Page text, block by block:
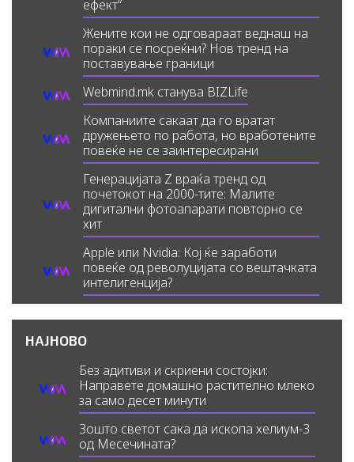
ефект“
Жените кои не одговараат веднаш на
пораки се посреќни? Нов тренд на
поставување граници
Webmind.mk станува BIZLife
Компаниите сакаат да го вратат
дружењето по работа, но вработените
повеќе не се заинтересирани
Генерацијата Z враќа тренд од
почетокот на 2000-тите: Малите
дигитални фотоапарати повторно се
хит
Apple или Nvidia: Кој ќе заработи
повеќе од револуцијата со вештачката
интелигенција?
НАЈНОВО
Без адитиви и скриени состојки:
Направете домашно растително млеко
за само десет минути
Зошто светот сака да ископа хелиум-3
од Месечината?